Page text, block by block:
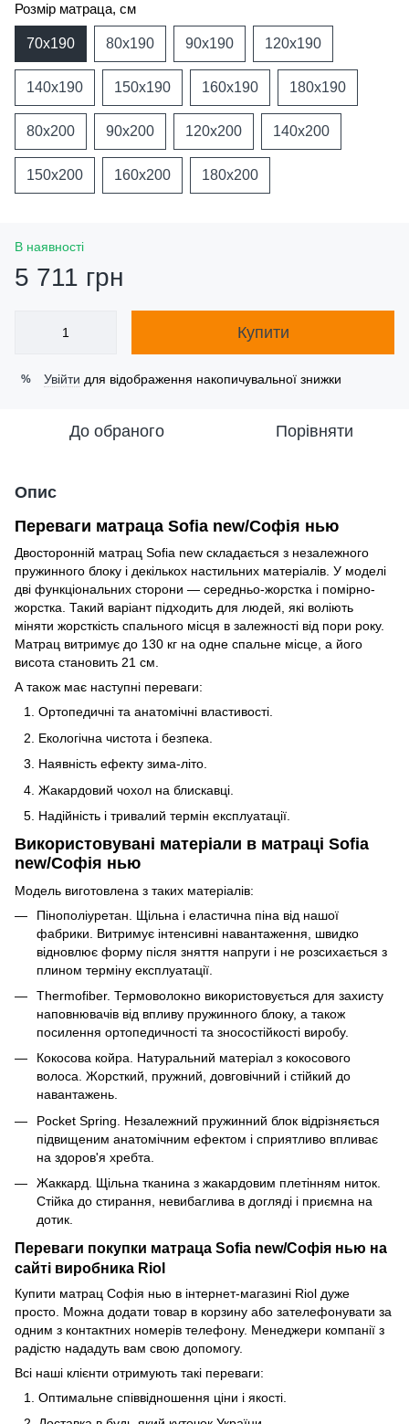
Розмір матраца, см
70х190 80х190 90х190 120х190
140х190 150х190 160х190 180х190
80х200 90х200 120х200 140х200
150х200 160х200 180х200
В наявності
5 711 грн
Купити
% Увійти для відображення накопичувальної знижки
До обраного Порівняти
Опис
Переваги матраца Sofia new/Софія нью
Двосторонній матрац Sofia new складається з незалежного
пружинного блоку і декількох настильних матеріалів. У моделі
дві функціональних сторони — середньо-жорстка і помірно-
жорстка. Такий варіант підходить для людей, які воліють
міняти жорсткість спального місця в залежності від пори року.
Матрац витримує до 130 кг на одне спальне місце, а його
висота становить 21 см.
А також має наступні переваги:
Ортопедичні та анатомічні властивості.
Екологічна чистота і безпека.
Наявність ефекту зима-літо.
Жакардовий чохол на блискавці.
Надійність і тривалий термін експлуатації.
Використовувані матеріали в матраці Sofia
new/Софія нью
Модель виготовлена з таких матеріалів:
Пінополіуретан. Щільна і еластична піна від нашої
фабрики. Витримує інтенсивні навантаження, швидко
відновлює форму після зняття напруги і не розсихається з
плином терміну експлуатації.
Thermofiber. Термоволокно використовується для захисту
наповнювачів від впливу пружинного блоку, а також
посилення ортопедичності та зносостійкості виробу.
Кокосова койра. Натуральний матеріал з кокосового
волоса. Жорсткий, пружний, довговічний і стійкий до
навантажень.
Pocket Spring. Незалежний пружинний блок відрізняється
підвищеним анатомічним ефектом і сприятливо впливає
на здоров'я хребта.
Жаккард. Щільна тканина з жакардовим плетінням ниток.
Стійка до стирання, невибаглива в догляді і приємна на
дотик.
Переваги покупки матраца Sofia new/Софія нью на
сайті виробника Riol
Купити матрац Софія нью в інтернет-магазині Riol дуже
просто. Можна додати товар в корзину або зателефонувати за
одним з контактних номерів телефону. Менеджери компанії з
радістю нададуть вам свою допомогу.
Всі наші клієнти отримують такі переваги:
Оптимальне співвідношення ціни і якості.